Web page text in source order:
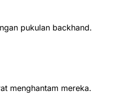
pukulan backhand.
menghantam mereka.